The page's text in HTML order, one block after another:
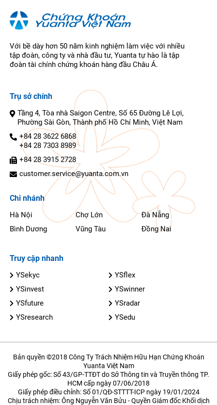
Với bề dày hơn 50 năm kinh nghiệm làm việc với nhiều
tập đoàn, công ty và nhà đầu tư, Yuanta tự hào là tập
đoàn tài chính chứng khoán hàng đầu Châu Á.
Trụ sở chính
Tầng 4, Tòa nhà Saigon Centre, Số 65 Đường Lê Lợi,
Phường Sài Gòn, Thành phố Hồ Chí Minh, Việt Nam
+84 28 3622 6868
+84 28 7303 8989
+84 28 3915 2728
customer.service@yuanta.com.vn
Chi nhánh
Hà Nội Chợ Lớn
Đà Nẵng
Bình Dương
Vũng Tàu Đồng Nai
Truy cập nhanh
YSekyc
YSflex
YSinvest
YSwinner
YSfuture
YSradar
YSresearch
YSedu
Bản quyền ©2018 Công Ty Trách Nhiệm Hữu Hạn Chứng Khoán
Yuanta Việt Nam
Giấy phép gốc: Số 43/GP-TTĐT do Sở Thông tin và Truyền thông TP.
HCM cấp ngày 07/06/2018
Giấy phép điều chỉnh: Số 01/QĐ-STTTT-ICP ngày 19/01/2024
Chịu trách nhiệm: Ông Nguyễn Văn Bửu - Quyền Giám đốc Khối dịch